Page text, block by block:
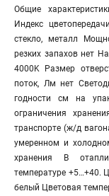
Общие
Индекс
стекло, металл
резких запахов нет
4000K Размер
поток, Лм нет
годности см на
ограничения
транспорте (ж/д
умеренном и
хранения В
температуре +5…+40.
белый Цветовая